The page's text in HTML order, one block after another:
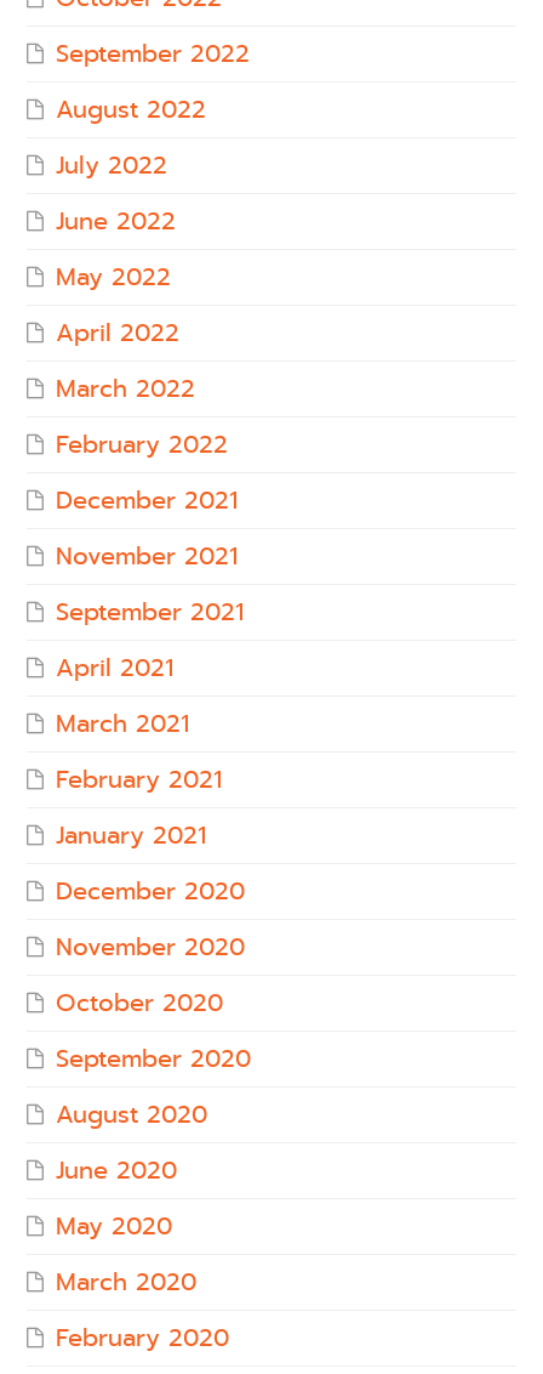
September 2022
August 2022
July 2022
June 2022
May 2022
April 2022
March 2022
February 2022
December 2021
November 2021
September 2021
April 2021
March 2021
February 2021
January 2021
December 2020
November 2020
October 2020
September 2020
August 2020
June 2020
May 2020
March 2020
February 2020